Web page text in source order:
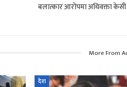
बलात्कार आरोपमा अधिवक्ता केसी
More From
देश